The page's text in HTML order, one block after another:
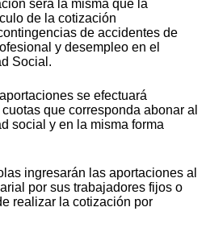
será la misma que la
de la cotización
de accidentes de
y desempleo en el
Social.
se efectuará
que corresponda abonar al
social y en la misma forma
ingresarán las aportaciones al
por sus trabajadores fijos o
realizar la cotización por